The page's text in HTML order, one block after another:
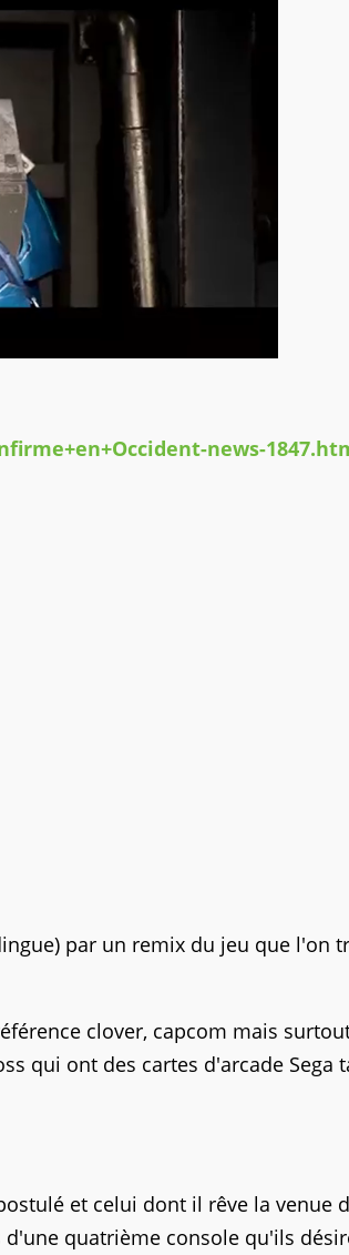
news-
par un remix du jeu que l'on
clover, capcom mais
qui ont des cartes d'arcade Sega
et celui dont il rêve la venue
quatrième console qu'ils